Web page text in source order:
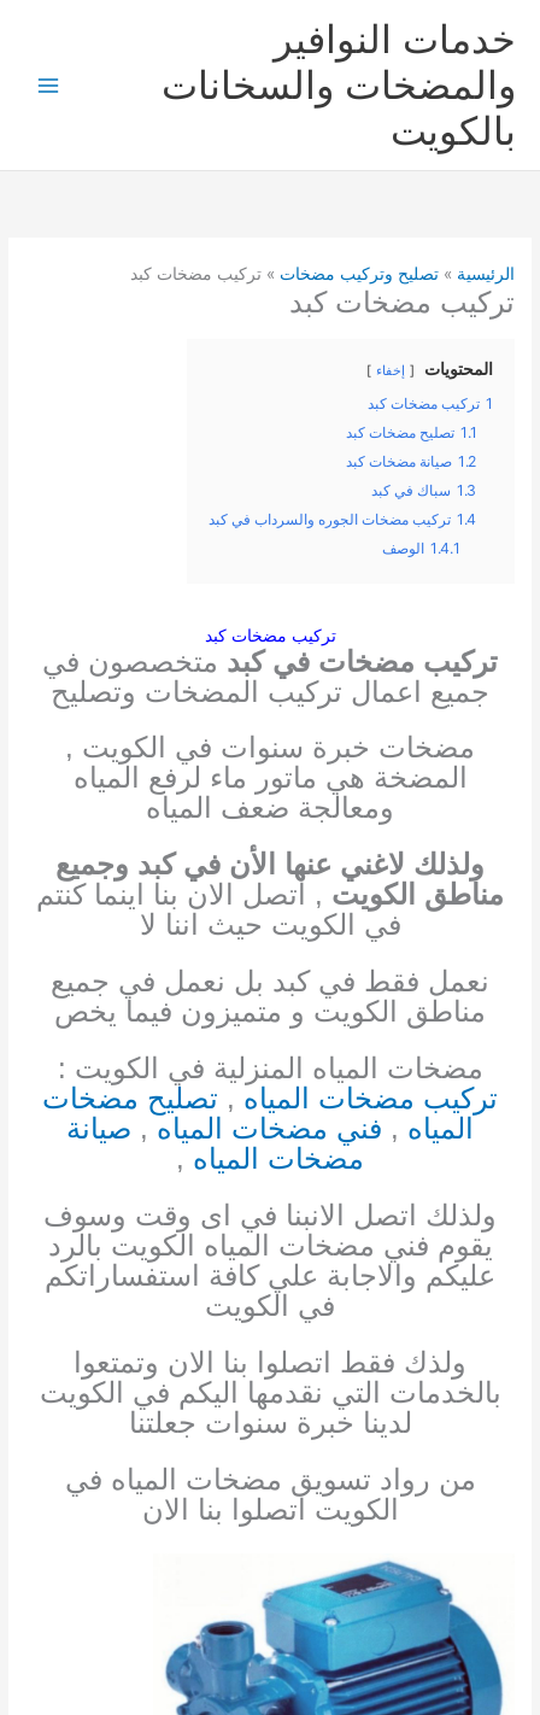
المحتوى
خدمات النوافير
والمضخات والسخانات
بالكويت
الرئيسية تصليح وتركيب مضخات تركيب مضخات كبد
تركيب مضخات كبد
المحتويات إخفاء
1 تركيب مضخات كبد
1.1 تصليح مضخات كبد
1.2 صيانة مضخات كبد
1.3 سباك في كبد
1.4 تركيب مضخات الجوره والسرداب في كبد
1.4.1 الوصف
تركيب مضخات كبد
تركيب مضخات في كبد متخصصون في
جميع اعمال تركيب المضخات وتصليح
مضخات خبرة سنوات في الكويت ,
المضخة هي ماتور ماء لرفع المياه
ومعالجة ضعف المياه
ولذلك لاغني عنها الأن في كبد وجميع
مناطق الكويت , اتصل الان بنا اينما كنتم
في الكويت حيث اننا لا
نعمل فقط في كبد بل نعمل في جميع
مناطق الكويت و متميزون فيما يخص
مضخات المياه المنزلية في الكويت :
تركيب مضخات المياه , تصليح مضخات
المياه , فني مضخات المياه , صيانة
مضخات المياه ,
ولذلك اتصل الانبنا في اى وقت وسوف
يقوم فني مضخات المياه الكويت بالرد
عليكم والاجابة علي كافة استفساراتكم
في الكويت
ولذك فقط اتصلوا بنا الان وتمتعوا
بالخدمات التي نقدمها اليكم في الكويت
لدينا خبرة سنوات جعلتنا
من رواد تسويق مضخات المياه في
الكويت اتصلوا بنا الان